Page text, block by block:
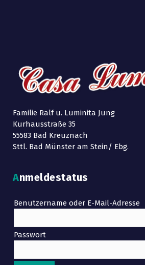
Familie Ralf u. Luminita Jung
Kurhausstraße 35
55583 Bad Kreuznach
Sttl. Bad Münster am Stein/ Ebg.
Anmeldestatus
Benutzername oder E-Mail-Adresse
Passwort